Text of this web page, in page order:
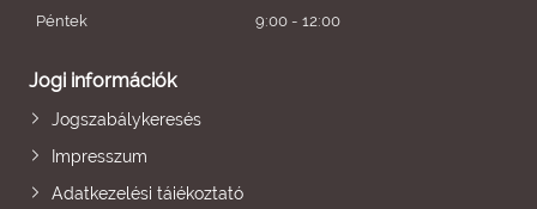
Péntek
9:00 - 12:00
Jogi információk
Jogszabálykeresés
Impresszum
Adatkezelési tájékoztató